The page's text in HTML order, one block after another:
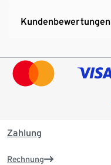
Kundenbewertungen
Zahlung
Rechnung